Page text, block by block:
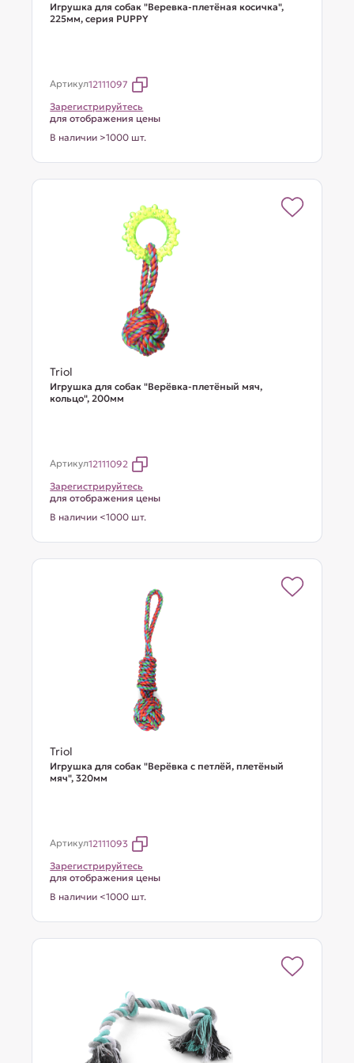
Игрушка для собак "Веревка-плетёная косичка",
225мм, серия PUPPY
Артикул12111097
Зарегистрируйтесь
для отображения цены
В наличии >1000 шт.
Triol
Игрушка для собак "Верёвка-плетёный мяч,
кольцо", 200мм
Артикул12111092
Зарегистрируйтесь
для отображения цены
В наличии <1000 шт.
Triol
Игрушка для собак "Верёвка с петлёй, плетёный
мяч", 320мм
Артикул12111093
Зарегистрируйтесь
для отображения цены
В наличии <1000 шт.